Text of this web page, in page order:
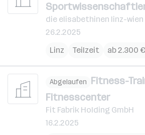
die elisabethinen linz-wien
26.2.2025
Linz
Teilzeit ab 2.300
Abgelaufen Fitness-
Fitnesscenter
Fit Fabrik Holding GmbH
16.2.2025